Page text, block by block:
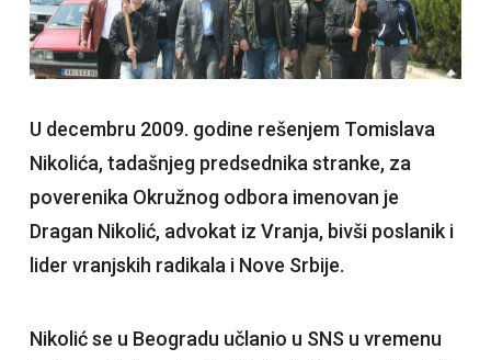
U decembru 2009. godine rešenjem Tomislava
Nikolića, tadašnjeg predsednika stranke, za
poverenika Okružnog odbora imenovan je
Dragan Nikolić, advokat iz Vranja, bivši poslanik i
lider vranjskih radikala i Nove Srbije.
Nikolić se u Beogradu učlanio u SNS u vremenu